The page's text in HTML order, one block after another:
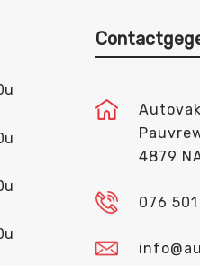
4879
076 501